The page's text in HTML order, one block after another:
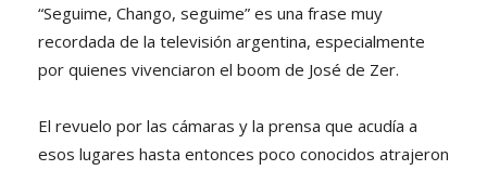
“Seguime, Chango, seguime” es una frase muy
recordada de la televisión argentina, especialmente
por quienes vivenciaron el boom de José de Zer.
El revuelo por las cámaras y la prensa que acudía a
esos lugares hasta entonces poco conocidos atrajeron